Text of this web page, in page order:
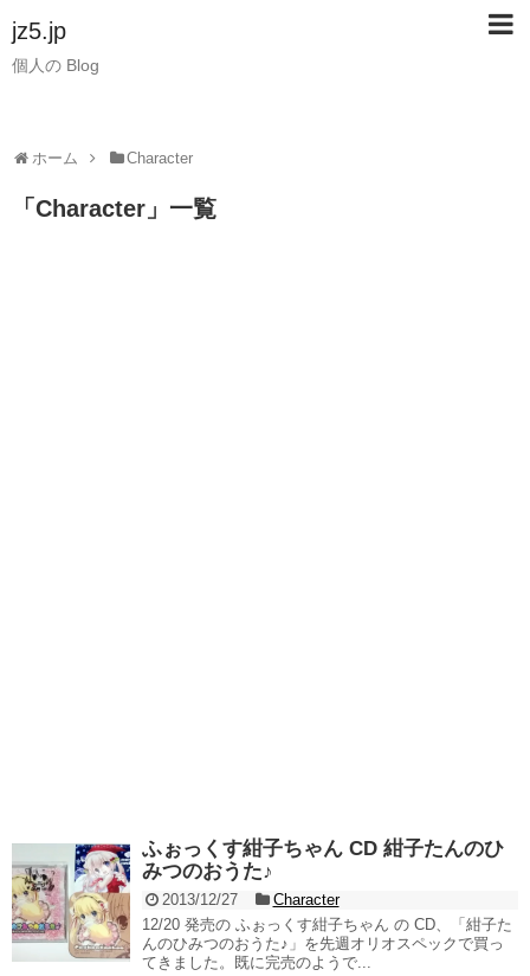
jz5.jp
個人の Blog
ホーム Character
「 Character 」 一覧
ふぉっくす紺子ちゃん CD 紺子たんのひ
みつのおうた♪
2013/12/27
Character
12/20 発売の ふぉっくす紺子ちゃん の CD、「紺子た
んのひみつのおうた♪」を先週オリオスペックで買っ
てきました。既に完売のようで...